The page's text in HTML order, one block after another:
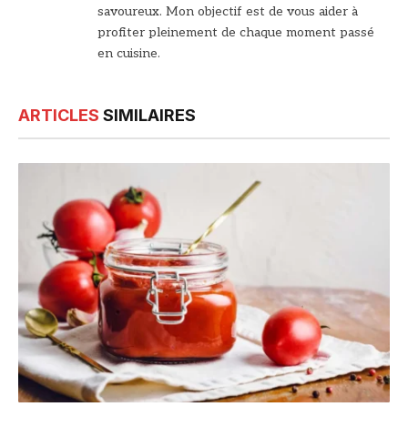
savoureux. Mon objectif est de vous aider à
profiter pleinement de chaque moment passé
en cuisine.
ARTICLES SIMILAIRES